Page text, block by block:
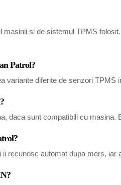
si de sistemul TPMS
Patrol?
variante diferite de senzori TPMS
daca sunt compatibili cu
recunosc automat dupa mers,